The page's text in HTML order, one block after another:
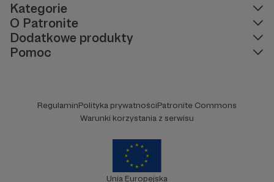
Kategorie
O Patronite
Dodatkowe produkty
Pomoc
RegulaminPolityka prywatnościPatronite Commons
Warunki korzystania z serwisu
Unia Europejska